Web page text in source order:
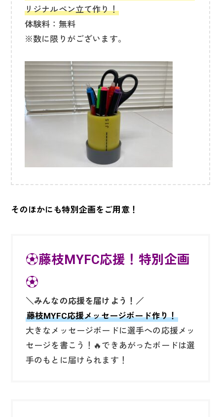
リジナルペン立て作り！
体験料：無料
※数に限りがございます。
そのほかにも特別企画をご用意！
⚽藤枝MYFC応援！特別企画
⚽
＼みんなの応援を届けよう！／
藤枝MYFC応援メッセージボード作り！
大きなメッセージボードに選手への応援メッ
セージを書こう！🔥できあがったボードは選
手のもとに届けられます！